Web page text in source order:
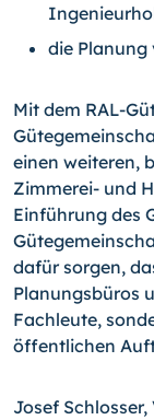
die
Mit dem RAL-
einen weiteren,
Zimmerei- und
Einführung des
dafür sorgen,
Planungsbüros
Fachleute,
öffentlichen
Josef